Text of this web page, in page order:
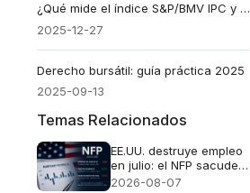
¿Qué mide el índice S&P/BMV IPC y por qué todos hablan de él?
2025-12-27
Derecho bursátil: guía práctica 2025
2025-09-13
Temas Relacionados
EE.UU. destruye empleo
en julio: el NFP sacude
al dólar y dispara al oro
2026-08-07